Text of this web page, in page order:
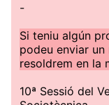
-
Si teniu algún
podeu enviar un
resoldrem en la
10ª Sessió del